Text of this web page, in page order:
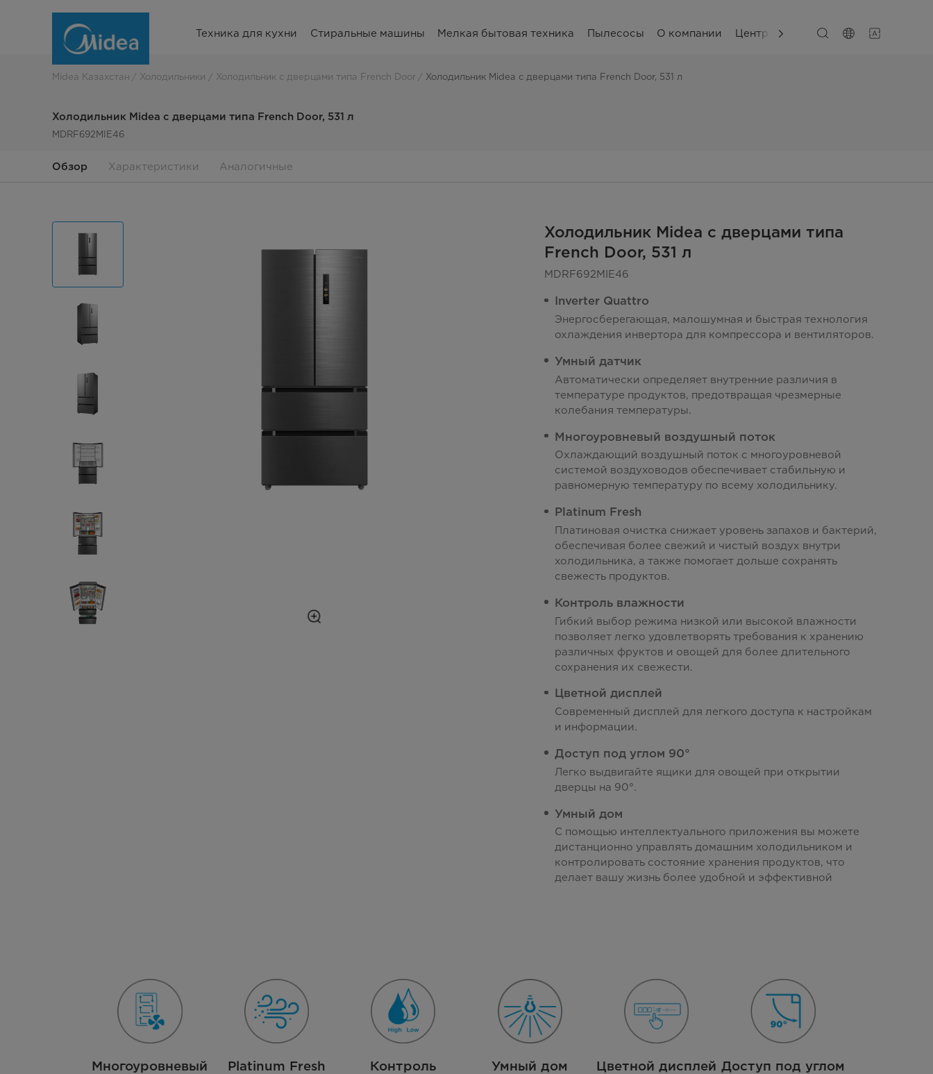
Холодильник
Техника для кухни Стиральные машины Мелкая бытовая техника Пылесосы О компании Центр поддержки
Midea Казахстан Холодильники Холодильник с дверцами типа French Door Холодильник Midea с дверцами типа French Door, 531 л
Холодильник Midea с дверцами типа French Door, 531 л
MDRF692MIE46
Обзор Характеристики Аналогичные
Холодильник Midea с дверцами типа
French Door, 531 л
MDRF692MIE46
Inverter Quattro
Энергосберегающая, малошумная и быстрая технология
охлаждения инвертора для компрессора и вентиляторов.
Умный датчик
Автоматически определяет внутренние различия в
температуре продуктов, предотвращая чрезмерные
колебания температуры.
Многоуровневый воздушный поток
Охлаждающий воздушный поток с многоуровневой
системой воздуховодов обеспечивает стабильную и
равномерную температуру по всему холодильнику.
Platinum Fresh
Платиновая очистка снижает уровень запахов и бактерий,
обеспечивая более свежий и чистый воздух внутри
холодильника, а также помогает дольше сохранять
свежесть продуктов.
Контроль влажности
Гибкий выбор режима низкой или высокой влажности
позволяет легко удовлетворять требования к хранению
различных фруктов и овощей для более длительного
сохранения их свежести.
Цветной дисплей
Современный дисплей для легкого доступа к настройкам
и информации.
Доступ под углом 90°
Легко выдвигайте ящики для овощей при открытии
дверцы на 90°.
Умный дом
С помощью интеллектуального приложения вы можете
дистанционно управлять домашним холодильником и
контролировать состояние хранения продуктов, что
делает вашу жизнь более удобной и эффективной
Многоуровневый
Platinum Fresh
Контроль
Умный дом Цветной дисплей Доступ под углом